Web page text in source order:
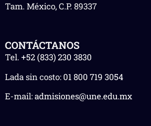
Tam. México, C.P. 89337
CONTÁCTANOS
Tel. +52 (833) 230 3830
Lada sin costo: 01 800 719 3054
E-mail:admisiones@une.edu.mx